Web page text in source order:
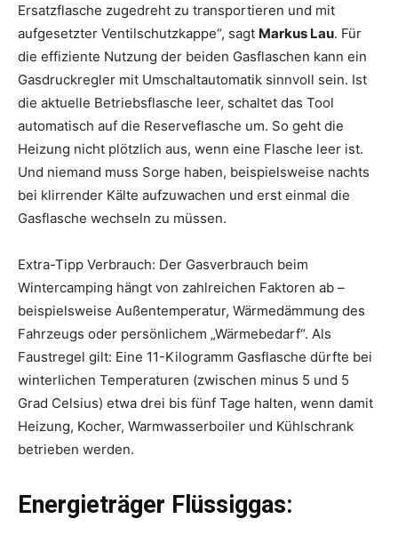
Ersatzflasche zugedreht zu transportieren und mit
aufgesetzter Ventilschutzkappe“, sagt Markus Lau. Für
die effiziente Nutzung der beiden Gasflaschen kann ein
Gasdruckregler mit Umschaltautomatik sinnvoll sein. Ist
die aktuelle Betriebsflasche leer, schaltet das Tool
automatisch auf die Reserveflasche um. So geht die
Heizung nicht plötzlich aus, wenn eine Flasche leer ist.
Und niemand muss Sorge haben, beispielsweise nachts
bei klirrender Kälte aufzuwachen und erst einmal die
Gasflasche wechseln zu müssen.
Extra-Tipp Verbrauch: Der Gasverbrauch beim
Wintercamping hängt von zahlreichen Faktoren ab –
beispielsweise Außentemperatur, Wärmedämmung des
Fahrzeugs oder persönlichem „Wärmebedarf“. Als
Faustregel gilt: Eine 11-Kilogramm Gasflasche dürfte bei
winterlichen Temperaturen (zwischen minus 5 und 5
Grad Celsius) etwa drei bis fünf Tage halten, wenn damit
Heizung, Kocher, Warmwasserboiler und Kühlschrank
betrieben werden.
Energieträger Flüssiggas: